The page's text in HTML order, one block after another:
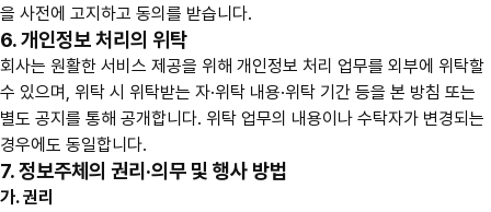
을 사전에 고지하고 동의를 받습니다.
6. 개인정보 처리의 위탁
회사는 원활한 서비스 제공을 위해 개인정보 처리 업무를 외부에 위탁할
수 있으며, 위탁 시 위탁받는 자·위탁 내용·위탁 기간 등을 본 방침 또는
별도 공지를 통해 공개합니다. 위탁 업무의 내용이나 수탁자가 변경되는
경우에도 동일합니다.
7. 정보주체의 권리·의무 및 행사 방법
가. 권리